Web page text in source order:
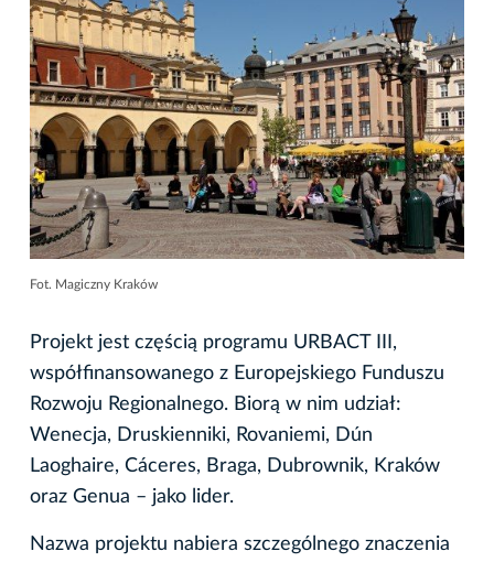
Fot. Magiczny Kraków
Projekt jest częścią programu URBACT III,
współfinansowanego z Europejskiego Funduszu
Rozwoju Regionalnego. Biorą w nim udział:
Wenecja, Druskienniki, Rovaniemi, Dún
Laoghaire, Cáceres, Braga, Dubrownik, Kraków
oraz Genua – jako lider.
Nazwa projektu nabiera szczególnego znaczenia